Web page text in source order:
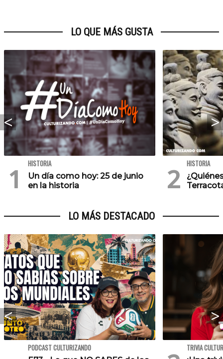
LO QUE MÁS GUSTA
HISTORIA
Un día como hoy: 25 de junio
en la historia
HISTORIA
LO MÁS DESTACADO
PODCAST CULTURIZANDO
TRIVIA